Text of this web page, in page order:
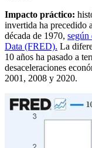
Impacto práctico:
invertida ha precedido
década de 1970, según
Data (FRED). La
10 años ha pasado a
desaceleraciones
2001, 2008 y 2020.